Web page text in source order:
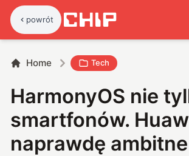
powrót
Home Tech
HarmonyOS nie
smartfonów.
naprawdę